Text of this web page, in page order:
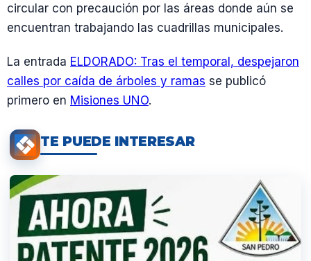
circular con precaución por las áreas donde aún se
encuentran trabajando las cuadrillas municipales.
La entrada ELDORADO: Tras el temporal, despejaron
calles por caída de árboles y ramas se publicó
primero en Misiones UNO.
TE PUEDE INTERESAR